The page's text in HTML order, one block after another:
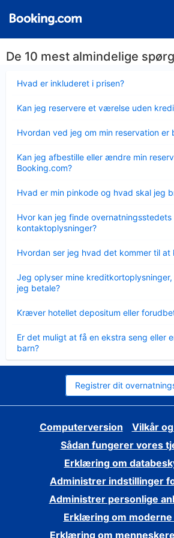
De 10 mest almindelige
Hvad er inkluderet i prisen?
Kan jeg reservere et værelse uden
Hvordan ved jeg om min reservation er
Kan jeg afbestille eller ændre min
Booking.com?
Hvad er min pinkode og hvad skal jeg
Hvor kan jeg finde overnatningsstedets
kontaktoplysninger?
Hvordan ser jeg hvad det kommer til at
Jeg oplyser mine
jeg betale?
Kræver hotellet depositum eller
Er det muligt at få en ekstra seng eller
barn?
Registrer dit
Computerversion
Vilkår
Sådan fungerer vores
Erklæring om
Administrer indstillinger
Administrer personlige
Erklæring om moderne
Erklæring om